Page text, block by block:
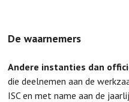
De waarnemers
Andere instanties dan
die deelnemen aan de
ISC en met name aan de